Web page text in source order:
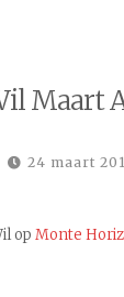
Maart
24 maart
op Monte